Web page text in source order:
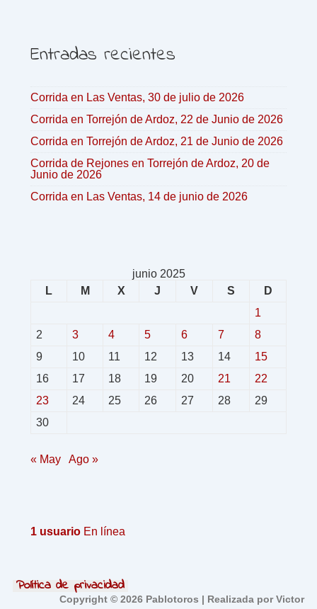
Entradas recientes
Corrida en Las Ventas, 30 de julio de 2026
Corrida en Torrejón de Ardoz, 22 de Junio de 2026
Corrida en Torrejón de Ardoz, 21 de Junio de 2026
Corrida de Rejones en Torrejón de Ardoz, 20 de
Junio de 2026
Corrida en Las Ventas, 14 de junio de 2026
junio 2025
L
M X J V S
D
1
2
3 4 5 6 7
8
9
10 11 12 13 14
15
16
17 18 19 20 21
22
23
24 25 26 27 28
29
30
« May Ago »
1 usuario En línea
Política de privacidad
Copyright © 2026 Pablotoros | Realizada por Victor